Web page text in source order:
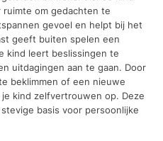
om gedachten te
gevoel en helpt bij het
geeft buiten spelen een
kind leert beslissingen te
uitdagingen aan te gaan. Door
beklimmen of een nieuwe
kind zelfvertrouwen op. Deze
basis voor persoonlijke